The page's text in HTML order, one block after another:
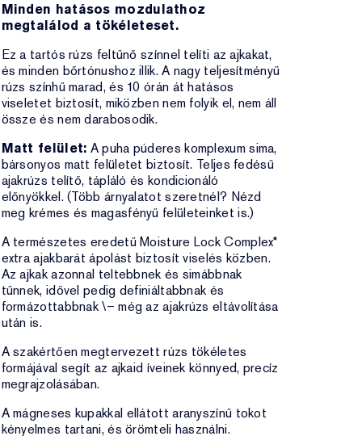
Minden hatásos mozdulathoz
megtalálod a tökéleteset.
Ez a tartós rúzs feltűnő színnel telíti az ajkakat,
és minden bőrtónushoz illik. A nagy teljesítményű
rúzs színhű marad, és 10 órán át hatásos
viseletet biztosít, miközben nem folyik el, nem áll
össze és nem darabosodik.
Matt felület: A puha púderes komplexum sima,
bársonyos matt felületet biztosít. Teljes fedésű
ajakrúzs telítő, tápláló és kondicionáló
előnyökkel. (Több árnyalatot szeretnél? Nézd
meg krémes és magasfényű felületeinket is.)
A természetes eredetű Moisture Lock Complex*
extra ajakbarát ápolást biztosít viselés közben.
Az ajkak azonnal teltebbnek és simábbnak
tűnnek, idővel pedig definiáltabbnak és
formázottabbnak \– még az ajakrúzs eltávolítása
után is.
A szakértően megtervezett rúzs tökéletes
formájával segít az ajkaid íveinek könnyed, precíz
megrajzolásában.
A mágneses kupakkal ellátott aranyszínű tokot
kényelmes tartani, és örömteli használni.